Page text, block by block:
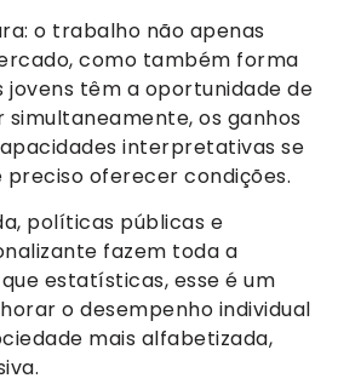
o trabalho não apenas
como também forma
jovens têm a oportunidade de
os ganhos
interpretativas se
preciso oferecer condições.
políticas públicas e
fazem toda a
estatísticas, esse é um
o desempenho individual
mais alfabetizada,